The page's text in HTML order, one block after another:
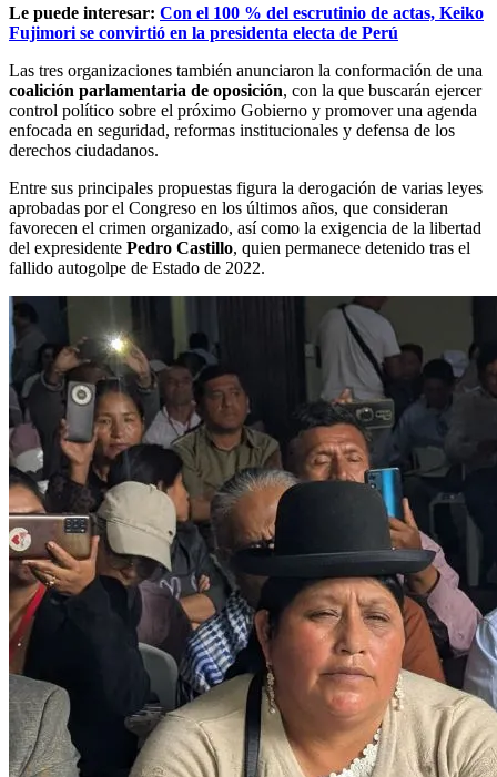
Le puede interesar: Con el 100 % del escrutinio de actas, Keiko
Fujimori se convirtió en la presidenta electa de Perú
Las tres organizaciones también anunciaron la conformación de una
coalición parlamentaria de oposición, con la que buscarán ejercer
control político sobre el próximo Gobierno y promover una agenda
enfocada en seguridad, reformas institucionales y defensa de los
derechos ciudadanos.
Entre sus principales propuestas figura la derogación de varias leyes
aprobadas por el Congreso en los últimos años, que consideran
favorecen el crimen organizado, así como la exigencia de la libertad
del expresidente Pedro Castillo, quien permanece detenido tras el
fallido autogolpe de Estado de 2022.